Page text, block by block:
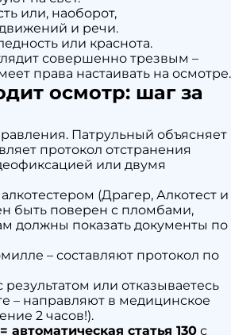
или, наоборот,
и речи.
или краснота.
совершенно трезвым –
права настаивать на осмотре.
осмотр: шаг за
Патрульный объясняет
протокол отстранения
или двумя
(Драгер, Алкотест и
быть поверен с пломбами,
должны показать документы по
– составляют протокол по
результатом или отказываетесь
– направляют в медицинское
2 часов!).
автоматическая статья 130 с